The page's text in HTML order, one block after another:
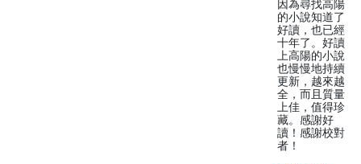
因為尋找高陽
的小說知道了
好讀，也已經
十年了。好讀
上高陽的小說
也慢慢地持續
更新，越來越
全，而且質量
上佳，值得珍
藏。感謝好
讀！感謝校對
者！